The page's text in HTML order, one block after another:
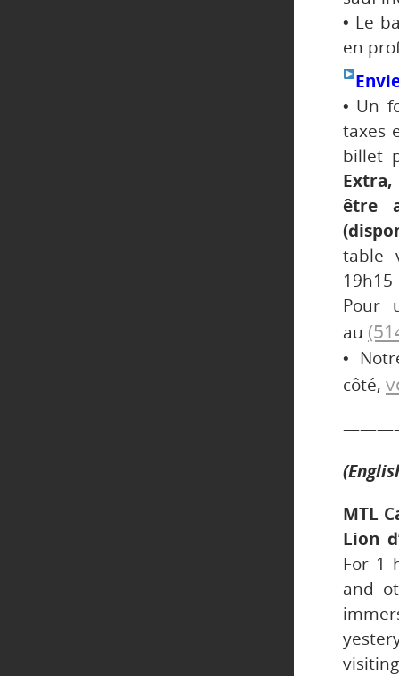
• Le
en
• Un
taxes
billet
être
table
Pour
au
•
côté,
MTL
Lion
For 1
and